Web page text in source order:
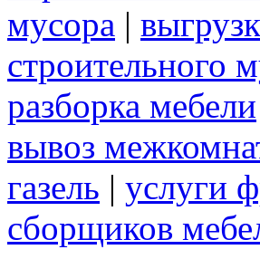
мусора |
строительного
разборка мебели
вывоз
газель | услуги
сборщиков